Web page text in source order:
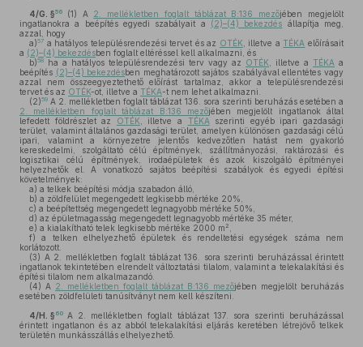
4/G. §56 (1) A 2. mellékletben foglalt táblázat B:136 mezőjében megjelölt
ingatlanokra a beépítés egyedi szabályait a (2)–(4) bekezdés állapítja meg,
azzal, hogy
a)57 a hatályos településrendezési tervet és az OTÉK , illetve a TÉKA előírásait
a (2)–(4) bekezdésben foglalt eltéréssel kell alkalmazni, és
b)58 ha a hatályos településrendezési terv vagy az OTÉK , illetve a TÉKA a
beépítés (2)–(4) bekezdésben meghatározott sajátos szabályával ellentétes vagy
azzal nem összeegyeztethető előírást tartalmaz, akkor a településrendezési
tervet és az OTÉK-ot, illetve a TÉKA-t nem lehet alkalmazni.
(2)59 A 2. mellékletben foglalt táblázat 136. sora szerinti beruházás esetében a
2. mellékletben foglalt táblázat B:136 mezőjében megjelölt ingatlanok által
lefedett földrészlet az OTÉK , illetve a TÉKA szerinti egyéb ipari gazdasági
terület, valamint általános gazdasági terület, amelyen különösen gazdasági célú
ipari, valamint a környezetre jelentős kedvezőtlen hatást nem gyakorló
kereskedelmi, szolgáltató célú építmények, szállítmányozási, raktározási és
logisztikai célú építmények, irodaépületek és azok kiszolgáló építményei
helyezhetők el. A vonatkozó sajátos beépítési szabályok és egyedi építési
követelmények:
a) a telkek beépítési módja szabadon álló,
b) a zöldfelület megengedett legkisebb mértéke 20%,
c) a beépítettség megengedett legnagyobb mértéke 50%,
d) az épületmagasság megengedett legnagyobb mértéke 35 méter,
e) a kialakítható telek legkisebb mértéke 2000 m 2
f) a telken elhelyezhető épületek és rendeltetési egységek száma nem
korlátozott.
(3) A 2. mellékletben foglalt táblázat 136. sora szerinti beruházással érintett
ingatlanok tekintetében elrendelt változtatási tilalom, valamint a telekalakítási és
építési tilalom nem alkalmazandó.
(4) A 2. mellékletben foglalt táblázat B:136 mezőjében megjelölt beruházás
esetében zöldfelületi tanúsítványt nem kell készíteni.
4/H. § 60 A 2. mellékletben foglalt táblázat 137. sora szerinti beruházással
érintett ingatlanon és az abból telekalakítási eljárás keretében létrejövő telkek
területén munkásszállás elhelyezhető.